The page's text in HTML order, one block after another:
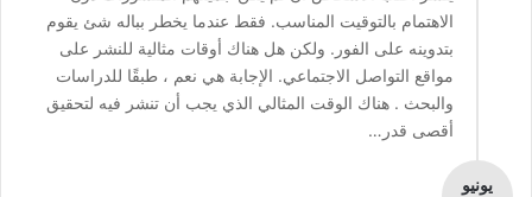
الاهتمام بالتوقيت المناسب. فقط عندما يخطر بباله شئ يقوم
بتدوينه على الفور. ولكن هل هناك أوقات مثالية للنشر على
مواقع التواصل الاجتماعي. الإجابة هي نعم ، طبقًا للدراسات
والبحث . هناك الوقت المثالي الذي يجب أن تنشر فيه لتحقيق
أقصى قدر…
يونيو